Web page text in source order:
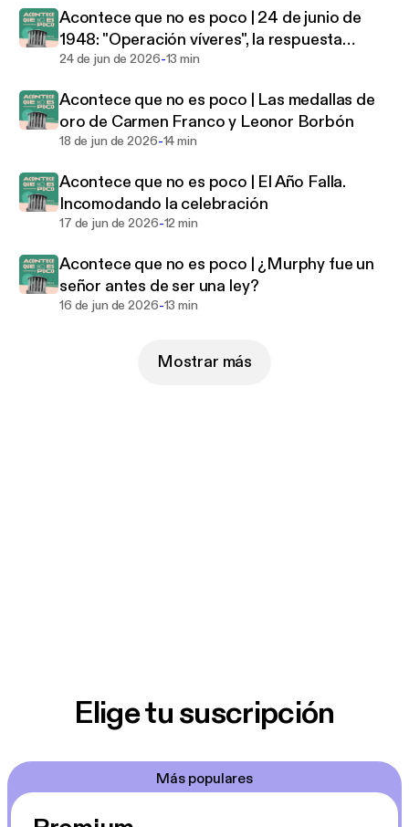
Acontece que no es poco | 24 de junio de
1948: "Operación víveres", la respuesta
humanitaria al bloqueo de Berlín
24 de jun de 2026-13 min
Acontece que no es poco | Las medallas de
oro de Carmen Franco y Leonor Borbón
18 de jun de 2026-14 min
Acontece que no es poco | El Año Falla.
Incomodando la celebración
17 de jun de 2026-12 min
Acontece que no es poco | ¿Murphy fue un
señor antes de ser una ley?
16 de jun de 2026-13 min
Mostrar más
Elige tu suscripción
Más populares